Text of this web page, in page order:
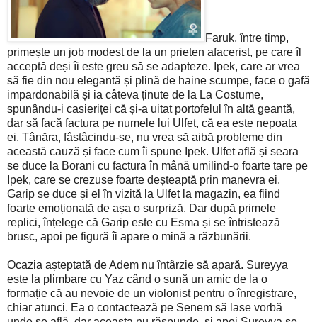
Faruk, între timp,
primește un job modest de la un prieten afacerist, pe care îl
acceptă deși îi este greu să se adapteze. Ipek, care ar vrea
să fie din nou elegantă și plină de haine scumpe, face o gafă
impardonabilă și ia câteva ținute de la La Costume,
spunându-i casieriței că și-a uitat portofelul în altă geantă,
dar să facă factura pe numele lui Ulfet, că ea este nepoata
ei. Tânăra, fâstâcindu-se, nu vrea să aibă probleme din
această cauză și face cum îi spune Ipek. Ulfet află și seara
se duce la Borani cu factura în mână umilind-o foarte tare pe
Ipek, care se crezuse foarte deșteaptă prin manevra ei.
Garip se duce și el în vizită la Ulfet la magazin, ea fiind
foarte emoționată de așa o surpriză. Dar după primele
replici, înțelege că Garip este cu Esma și se întristează
brusc, apoi pe figură îi apare o mină a răzbunării.
Ocazia așteptată de Adem nu întârzie să apară. Sureyya
este la plimbare cu Yaz când o sună un amic de la o
formație că au nevoie de un violonist pentru o înregistrare,
chiar atunci. Ea o contactează pe Senem să lase vorbă